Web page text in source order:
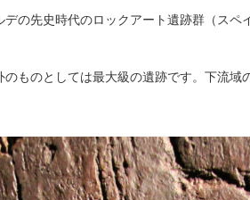
デの先史時代のロックアート遺跡群（スペ
ものとしては最大級の遺跡です。下流